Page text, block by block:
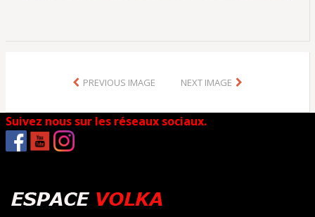
PREVIOUS IMAGE NEXT IMAGE
Suivez nous sur les réseaux sociaux.